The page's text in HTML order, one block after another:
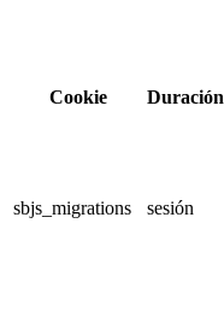
Cookie Duración
sbjs_migrations sesión